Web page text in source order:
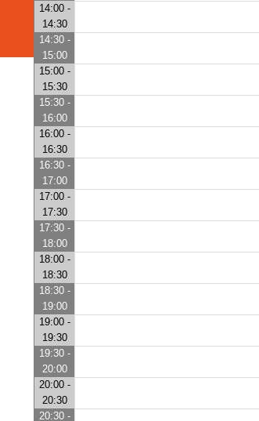
14:00 -
14:30
14:30 -
15:00
15:00 -
15:30
15:30 -
16:00
16:00 -
16:30
16:30 -
17:00
17:00 -
17:30
17:30 -
18:00
18:00 -
18:30
18:30 -
19:00
19:00 -
19:30
19:30 -
20:00
20:00 -
20:30
20:30 -